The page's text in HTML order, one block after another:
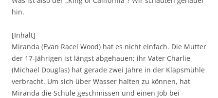
hin.
[Inhalt]
Miranda (Evan Racel Wood) hat es nicht einfach. Die Mutter
der 17-Jährigen ist längst abgehauen; ihr Vater Charlie
(Michael Douglas) hat gerade zwei Jahre in der Klapsmühle
verbracht. Um sich über Wasser halten zu können, hat
Miranda die Schule geschmissen und einen Job bei